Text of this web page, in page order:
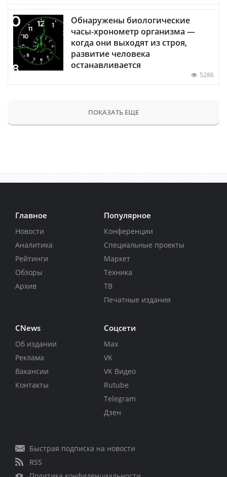
Обнаружены биологические
часы-хронометр организма —
когда они выходят из строя,
развитие человека
останавливается
5286
ПОКАЗАТЬ ЕЩЕ
Главное
Новости
Аналитика
Рейтинги
Обзоры
Архив
Популярное
Конференции
Специальные проекты
Маркет
Техника
ТВ
Печатные издания
CNews
Об издании
Реклама
Вакансии
Контакты
Соцсети
Max
VK
VK Видео
Rutube
Telegram
Дзен
Быстрая подписка на новости
RSS